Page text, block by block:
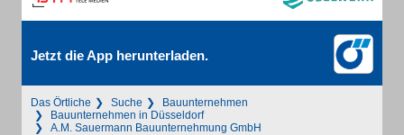
Jetzt die App herunterladen.
Das Örtliche Suche
Bauunternehmen
Bauunternehmen in Düsseldorf
A.M. Sauermann Bauunternehmung GmbH